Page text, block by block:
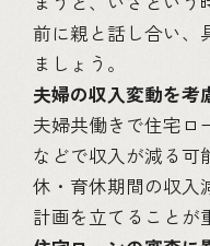
前に親と話し合い、
ましょう。
夫婦の収入変動を考
夫婦共働きで住宅ロ
などで収入が減る可
休・育休期間の収入
計画を立てることが